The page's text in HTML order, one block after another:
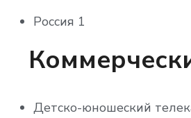
Россия 1
Россия 24
СПАС
Детско-юношеский